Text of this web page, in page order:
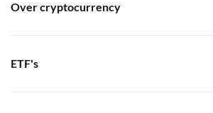
Over cryptocurrency
ETF's